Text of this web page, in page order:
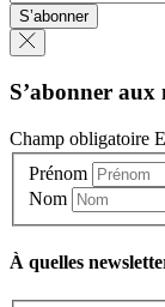
S’abonner
S’abonner aux
Champ obligatoire
Prénom
Nom
À quelles